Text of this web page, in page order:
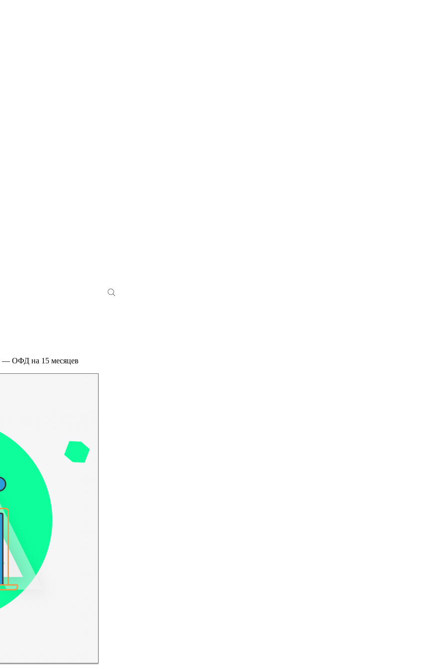
— ОФД на 15 месяцев